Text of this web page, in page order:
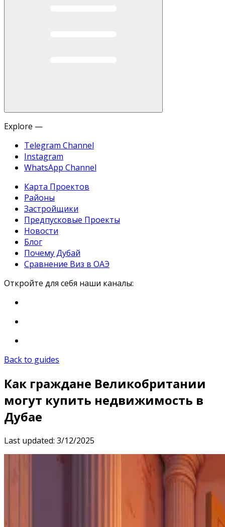
Explore —
Telegram Channel
Instagram
WhatsApp Channel
Карта Проектов
Районы
Застройщики
Предпусковые Проекты
Новости
Блог
Почему Дубай
Сравнение Виз в ОАЭ
Откройте для себя наши каналы:
Back to guides
Как граждане Великобритании
могут купить недвижимость в
Дубае
Last updated: 3/12/2025